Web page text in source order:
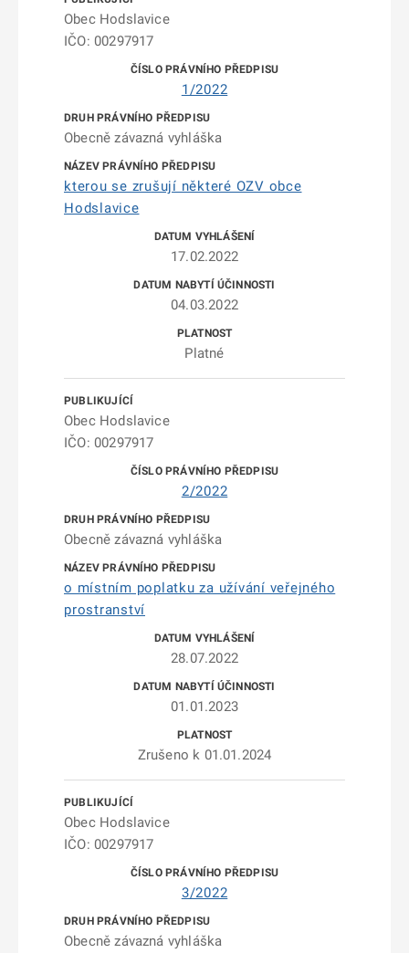
Obec Hodslavice
IČO: 00297917
1/2022
Obecně závazná vyhláška
kterou se zrušují některé OZV obce
Hodslavice
17.02.2022
04.03.2022
Platné
Obec Hodslavice
IČO: 00297917
2/2022
Obecně závazná vyhláška
o místním poplatku za užívání veřejného
prostranství
28.07.2022
01.01.2023
Zrušeno k 01.01.2024
Obec Hodslavice
IČO: 00297917
3/2022
Obecně závazná vyhláška